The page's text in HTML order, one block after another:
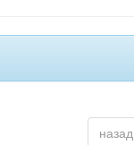
назад